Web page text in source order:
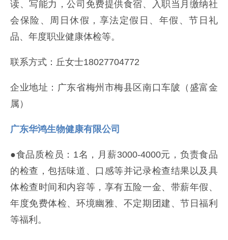
读、写能力，公司免费提供食宿、入职当月缴纳社
会保险、周日休假，享法定假日、年假、节日礼
品、年度职业健康体检等。
联系方式：丘女士18027704772
企业地址：广东省梅州市梅县区南口车陂（盛富金
属）
广东华鸿生物健康有限公司
●食品质检员：1名，月薪3000-4000元，负责食品
的检查，包括味道、口感等并记录检查结果以及具
体检查时间和内容等，享有五险一金、带薪年假、
年度免费体检、环境幽雅、不定期团建、节日福利
等福利。